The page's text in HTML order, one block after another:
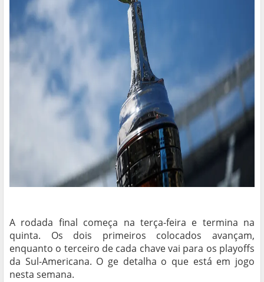
A rodada final começa na terça-feira e termina na
quinta. Os dois primeiros colocados avançam,
enquanto o terceiro de cada chave vai para os playoffs
da Sul-Americana. O ge detalha o que está em jogo
nesta semana.